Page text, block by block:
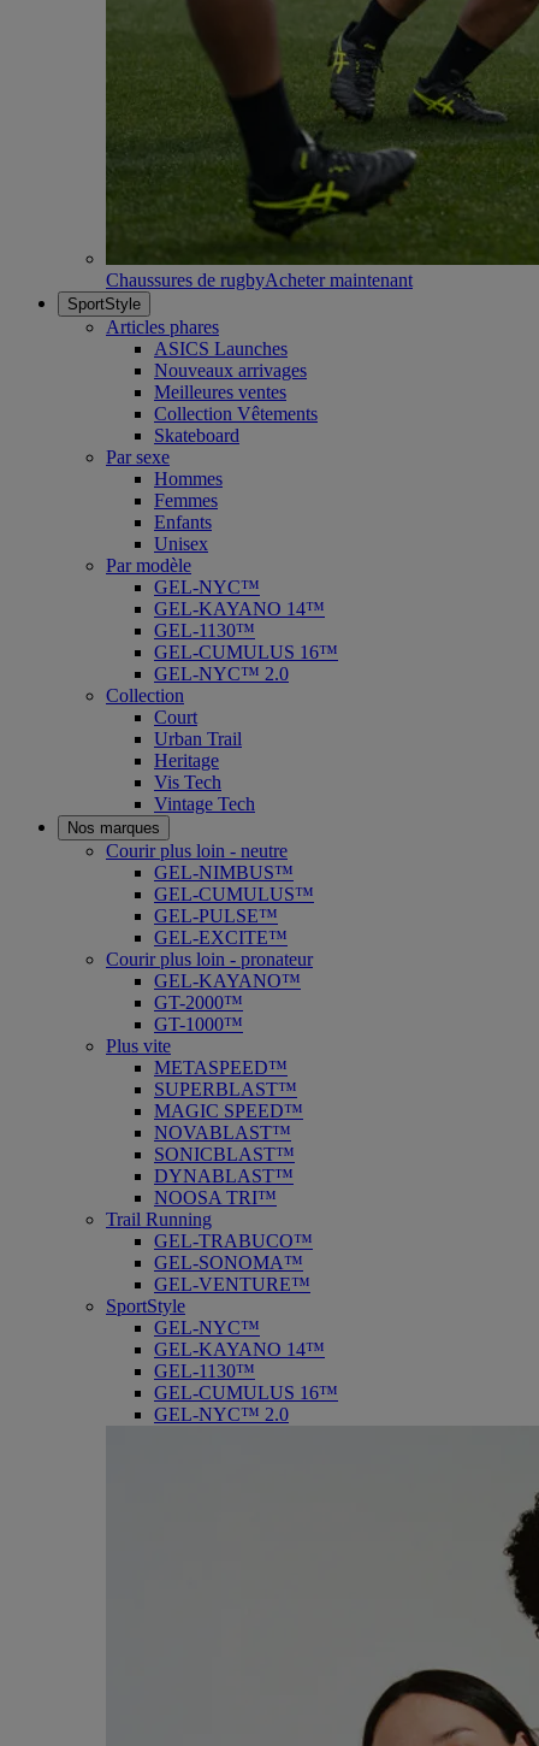
Chaussures de rugbyAcheter maintenant
SportStyle
Articles phares
ASICS Launches
Nouveaux arrivages
Meilleures ventes
Collection Vêtements
Skateboard
Par sexe
Hommes
Femmes
Enfants
Unisex
Par modèle
GEL-NYC™
GEL-KAYANO 14™
GEL-1130™
GEL-CUMULUS 16™
GEL-NYC™ 2.0
Collection
Court
Urban Trail
Heritage
Vis Tech
Vintage Tech
Nos marques
Courir plus loin - neutre
GEL-NIMBUS™
GEL-CUMULUS™
GEL-PULSE™
GEL-EXCITE™
Courir plus loin - pronateur
GEL-KAYANO™
GT-2000™
GT-1000™
Plus vite
METASPEED™
SUPERBLAST™
MAGIC SPEED™
NOVABLAST™
SONICBLAST™
DYNABLAST™
NOOSA TRI™
Trail Running
GEL-TRABUCO™
GEL-SONOMA™
GEL-VENTURE™
SportStyle
GEL-NYC™
GEL-KAYANO 14™
GEL-1130™
GEL-CUMULUS 16™
GEL-NYC™ 2.0